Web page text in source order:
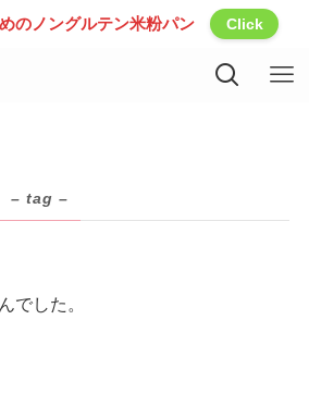
のノングルテン米粉パン Click
– tag –
でした。